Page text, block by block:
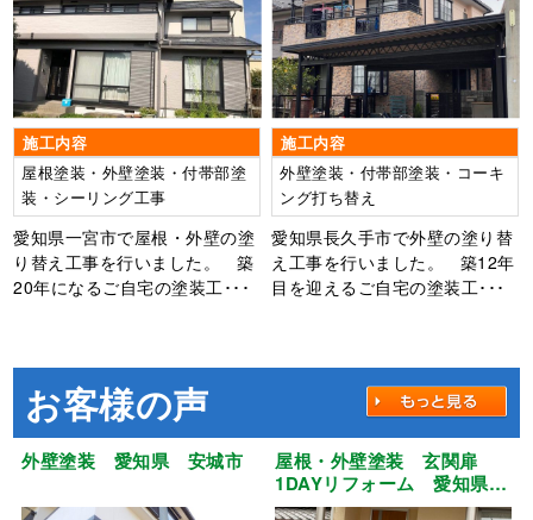
施工内容
屋根塗装・外壁塗装・付帯部塗
装・シーリング工事
愛知県一宮市で屋根・外壁の塗
り替え工事を行いました。 築
20年になるご自宅の塗装工･･･
施工内容
外壁塗装・付帯部塗装・コーキ
ング打ち替え
愛知県長久手市で外壁の塗り替
え工事を行いました。 築12年
目を迎えるご自宅の塗装工･･･
お客様の声
外壁塗装 愛知県 安城市
屋根・外壁塗装 玄関扉
1DAYリフォーム 愛知県
江南市